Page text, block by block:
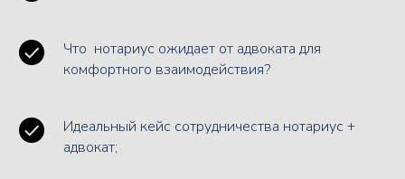
Что нотариус ожидает от адвоката для
комфортного взаимодействия?
Идеальный кейс сотрудничества нотариус +
адвокат;